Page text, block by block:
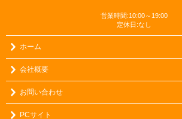
営業時間:10:00～19:00
定休日:なし
ホーム
会社概要
お問い合わせ
PCサイト